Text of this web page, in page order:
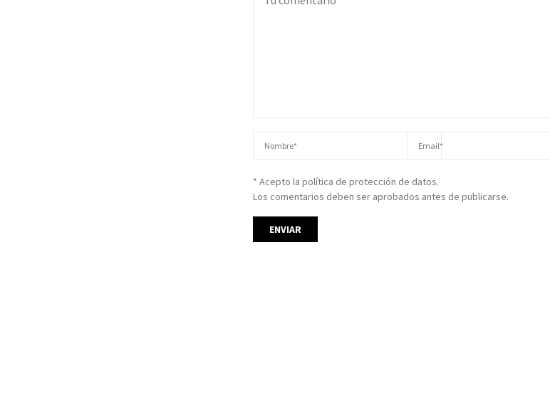
* Acepto la política de protección de datos.
Los comentarios deben ser aprobados antes de publicarse.